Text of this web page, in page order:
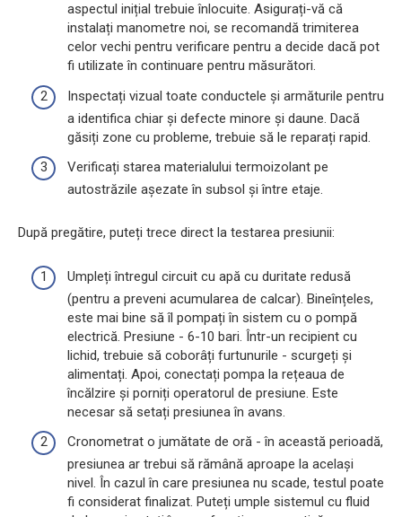
aspectul inițial trebuie înlocuite. Asigurați-vă că
instalați manometre noi, se recomandă trimiterea
celor vechi pentru verificare pentru a decide dacă pot
fi utilizate în continuare pentru măsurători.
Inspectați vizual toate conductele și armăturile pentru
a identifica chiar și defecte minore și daune. Dacă
găsiți zone cu probleme, trebuie să le reparați rapid.
Verificați starea materialului termoizolant pe
autostrăzile așezate în subsol și între etaje.
După pregătire, puteți trece direct la testarea presiunii:
Umpleți întregul circuit cu apă cu duritate redusă
(pentru a preveni acumularea de calcar). Bineînțeles,
este mai bine să îl pompați în sistem cu o pompă
electrică. Presiune - 6-10 bari. Într-un recipient cu
lichid, trebuie să coborâți furtunurile - scurgeți și
alimentați. Apoi, conectați pompa la rețeaua de
încălzire și porniți operatorul de presiune. Este
necesar să setați presiunea în avans.
Cronometrat o jumătate de oră - în această perioadă,
presiunea ar trebui să rămână aproape la același
nivel. În cazul în care presiunea nu scade, testul poate
fi considerat finalizat. Puteți umple sistemul cu fluid